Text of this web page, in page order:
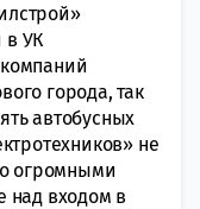
в УК
города, так
автобусных
не
огромными
над входом в